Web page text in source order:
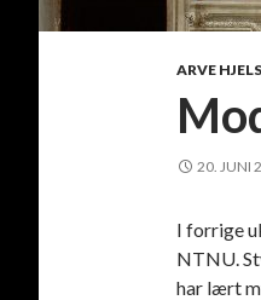
ARVE
20. JUNI
I forrige
NTNU.
har lært